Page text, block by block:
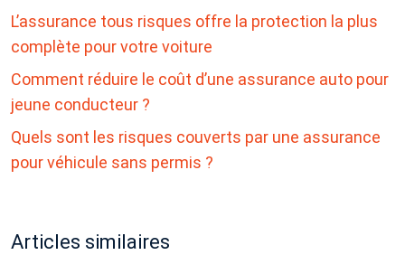
L’assurance tous risques offre la protection la plus
complète pour votre voiture
Comment réduire le coût d’une assurance auto pour
jeune conducteur ?
Quels sont les risques couverts par une assurance
pour véhicule sans permis ?
Articles similaires